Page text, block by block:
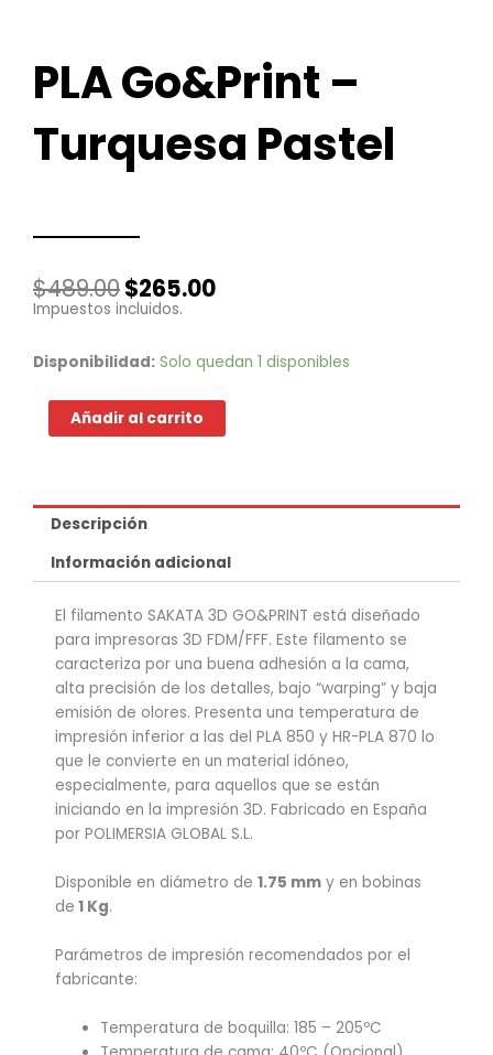
PLA Go&Print –
Turquesa Pastel
$489.00El
precio
era:
$265.00El
es:
Impuestos incluidos.
Disponibilidad: Solo quedan 1 disponibles
PLA
Turquesa
Añadir al carrito
Descripción
Información adicional
El filamento SAKATA 3D GO&PRINT está diseñado
para impresoras 3D FDM/FFF. Este filamento se
caracteriza por una buena adhesión a la cama,
alta precisión de los detalles, bajo “warping” y baja
emisión de olores. Presenta una temperatura de
impresión inferior a las del PLA 850 y HR-PLA 870 lo
que le convierte en un material idóneo,
especialmente, para aquellos que se están
iniciando en la impresión 3D. Fabricado en España
por POLIMERSIA GLOBAL S.L.
Disponible en diámetro de 1.75 mm y en bobinas
de 1 Kg.
Parámetros de impresión recomendados por el
fabricante:
Temperatura de boquilla: 185 – 205ºC